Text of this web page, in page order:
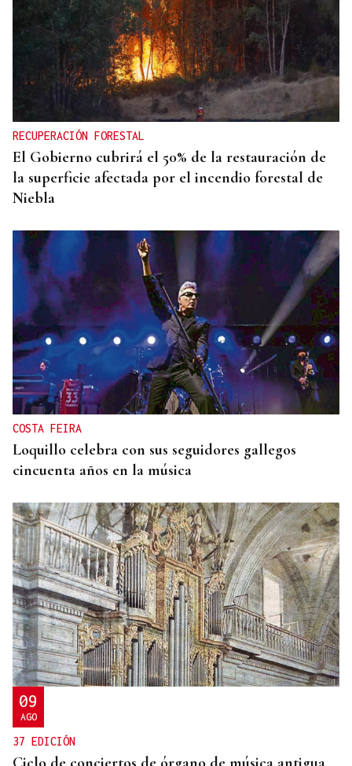
ASOCIACIONES EMPRESARIALES
La Asociación Empresarial de Valdeorras busca
continuar con la línea actual de promoción
RECUPERACIÓN FORESTAL
El Gobierno cubrirá el 50% de la restauración de
la superficie afectada por el incendio forestal de
Niebla
COSTA FEIRA
Loquillo celebra con sus seguidores gallegos
cincuenta años en la música
09
AGO
37 EDICIÓN